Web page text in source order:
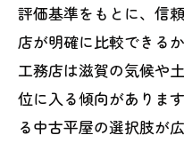
評価基準をもとに、信
店が明確に比較できる
工務店は滋賀の気候や
位に入る傾向がありま
る中古平屋の選択肢が